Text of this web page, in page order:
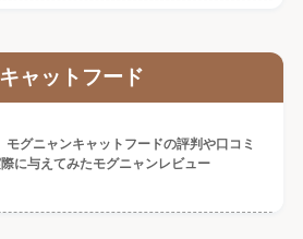
ャットフード
モグニャンキャットフードの評判や口コミ
に与えてみたモグニャンレビュー